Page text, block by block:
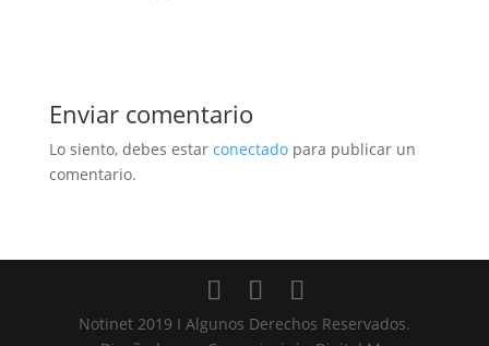
Enviar comentario
Lo siento, debes estar conectadopara publicar un
comentario.
Notinet 2019 I Algunos Derechos Reservados.